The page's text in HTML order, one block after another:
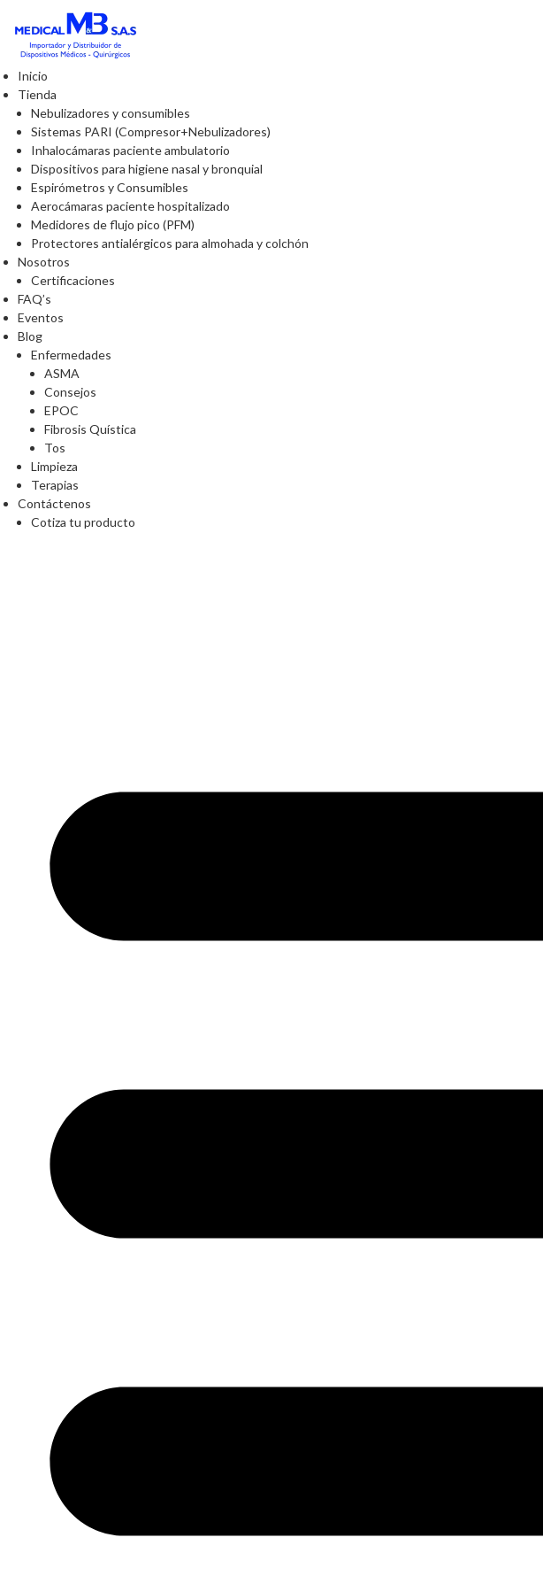
Inicio
Tienda
Nebulizadores y consumibles
Sistemas PARI (Compresor+Nebulizadores)
Inhalocámaras paciente ambulatorio
Dispositivos para higiene nasal y bronquial
Espirómetros y Consumibles
Aerocámaras paciente hospitalizado
Medidores de flujo pico (PFM)
Protectores antialérgicos para almohada y colchón
Nosotros
Certificaciones
FAQ’s
Eventos
Blog
Enfermedades
ASMA
Consejos
EPOC
Fibrosis Quística
Tos
Limpieza
Terapias
Contáctenos
Cotiza tu producto